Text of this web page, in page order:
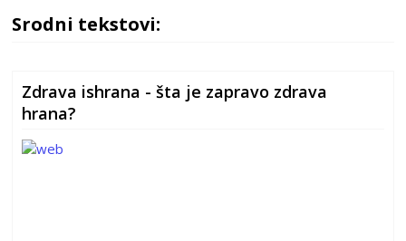
Srodni tekstovi:
Zdrava ishrana - šta je zapravo zdrava
hrana?